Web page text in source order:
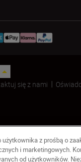
się z nami
użytkownika z prośbą o
i marketingowych.
od użytkowników.